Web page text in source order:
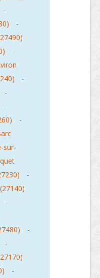
-
-
-
-
-
-
-
sur-
-
-
-
-
-